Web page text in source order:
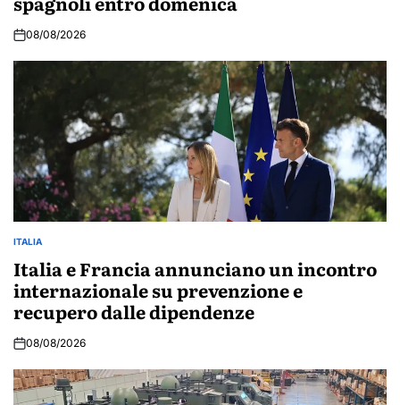
08/08/2026
POSTED
ITALIA
Italia e Francia annunciano un incontro
internazionale su prevenzione e
recupero dalle dipendenze
08/08/2026